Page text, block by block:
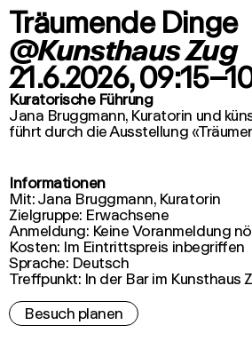
Träumende Dinge
@Kunsthaus Zug
21.6.2026,
Kuratorische Führung
Jana Bruggmann, Kuratorin und
führt durch die Ausstellung
Informationen
Mit: Jana Bruggmann, Kuratorin
Zielgruppe: Erwachsene
Anmeldung: Keine Voranmeldung
Kosten: Im Eintrittspreis inbegriffen
Sprache: Deutsch
Treffpunkt: In der Bar im Kunsthaus
Besuch planen